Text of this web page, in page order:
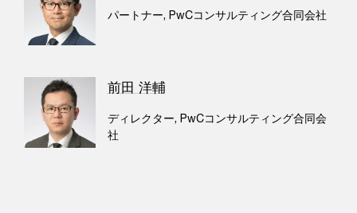
パートナー, PwCコンサルティング合同会社
前田 洋輔
ディレクター, PwCコンサルティング合同会
社